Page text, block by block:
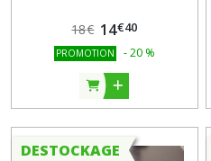
18€ 14€40
PROMOTION -20 %
DESTOCKAGE